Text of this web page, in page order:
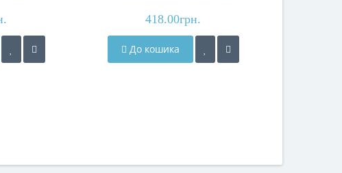
418.00грн.
До кошика